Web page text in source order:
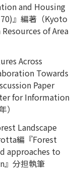
and Housing
』編著（Kyoto
of Area
Across
Towards
Paper
for Information
Landscape
編『Forest
approaches to
分担執筆